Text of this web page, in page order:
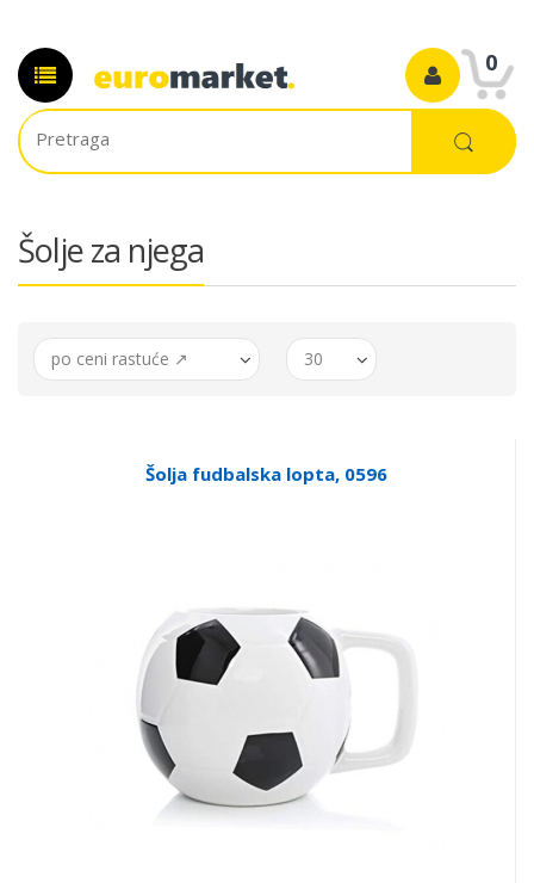
0
Šolje za njega
po ceni rastuće ↗ 30
Šolja fudbalska lopta, 0596